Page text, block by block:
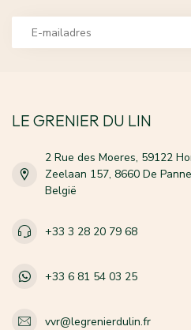
LE GRENIER DU LIN
2 Rue des Moeres, 59122
Zeelaan 157, 8660 De
België
+33 3 28 20 79 68
+33 6 81 54 03 25
vvr@legrenierdulin.fr